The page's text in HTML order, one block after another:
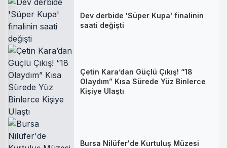
Dev derbide 'Süper Kupa' finalinin
saati değişti
Çetin Kara’dan Güçlü Çıkış! “18
Olaydım” Kısa Sürede Yüz Binlerce
Kişiye Ulaştı
Bursa Nilüfer'de Kurtuluş Müzesi